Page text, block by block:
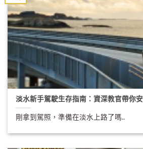
淡水新手駕駛生存指南：資深教官帶你
剛拿到駕照，準備在淡水上路了嗎..